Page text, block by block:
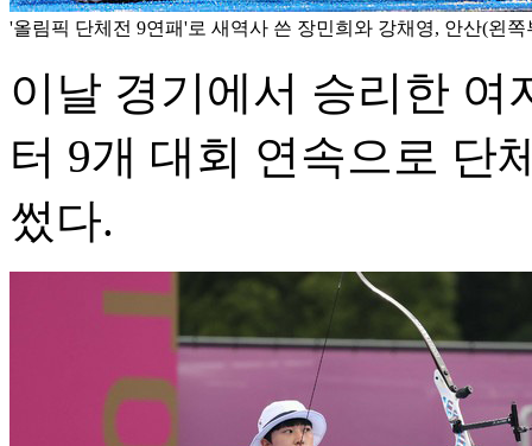
'올림픽 단체전 9연패'로 새역사 쓴 장민희와 강채영, 안산(왼쪽
이날 경기에서 승리한 여
터 9개 대회 연속으로 단
썼다.